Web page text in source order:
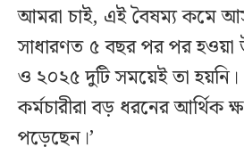
আমরা চাই, এই বৈষম্য কমে
সাধারণত ৫ বছর পর পর হওয়া
ও ২০২৫ দুটি সময়েই তা
কর্মচারীরা বড় ধরনের আর্থিক
পড়েছেন।’